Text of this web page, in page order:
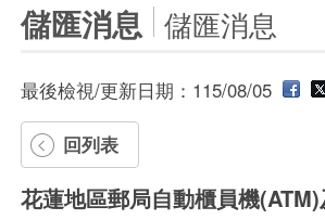
儲匯消息 儲匯消息
最後檢視/更新日期：115/08/05
回列表
花蓮地區郵局自動櫃員機